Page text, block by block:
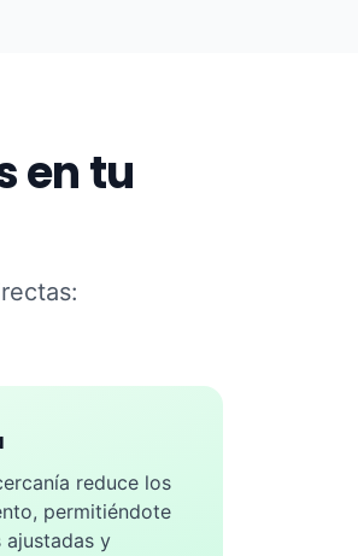
en tu
reduce los
permitiéndote
ajustadas y